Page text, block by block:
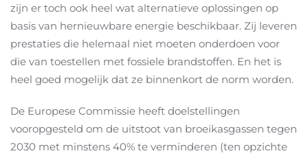
zijn er toch ook heel wat alternatieve oplossingen op
basis van hernieuwbare energie beschikbaar. Zij leveren
prestaties die helemaal niet moeten onderdoen voor
die van toestellen met fossiele brandstoffen. En het is
heel goed mogelijk dat ze binnenkort de norm worden.
De Europese Commissie heeft doelstellingen
vooropgesteld om de uitstoot van broeikasgassen tegen
2030 met minstens 40% te verminderen (ten opzichte